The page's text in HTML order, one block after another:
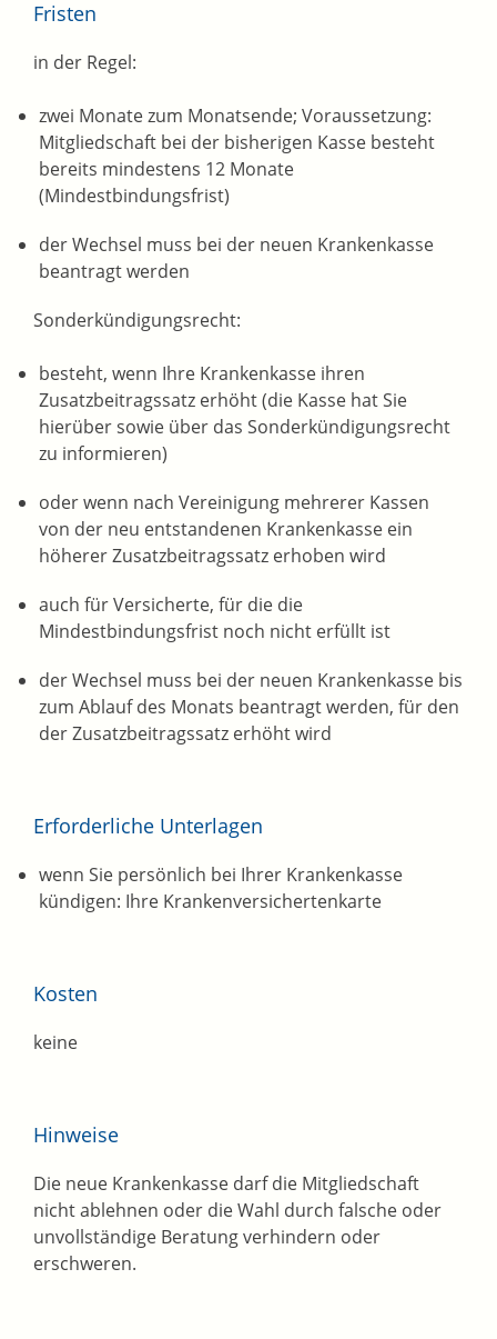
Fristen
in der Regel:
zwei Monate zum Monatsende; Voraussetzung:
Mitgliedschaft bei der bisherigen Kasse besteht
bereits mindestens 12 Monate
(Mindestbindungsfrist)
der Wechsel muss bei der neuen Krankenkasse
beantragt werden
Sonderkündigungsrecht:
besteht, wenn Ihre Krankenkasse ihren
Zusatzbeitragssatz erhöht (die Kasse hat Sie
hierüber sowie über das Sonderkündigungsrecht
zu informieren)
oder wenn nach Vereinigung mehrerer Kassen
von der neu entstandenen Krankenkasse ein
höherer Zusatzbeitragssatz erhoben wird
auch für Versicherte, für die die
Mindestbindungsfrist noch nicht erfüllt ist
der Wechsel muss bei der neuen Krankenkasse bis
zum Ablauf des Monats beantragt werden, für den
der Zusatzbeitragssatz erhöht wird
Erforderliche Unterlagen
wenn Sie persönlich bei Ihrer Krankenkasse
kündigen: Ihre Krankenversichertenkarte
Kosten
keine
Hinweise
Die neue Krankenkasse darf die Mitgliedschaft
nicht ablehnen oder die Wahl durch falsche oder
unvollständige Beratung verhindern oder
erschweren.